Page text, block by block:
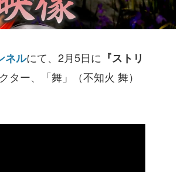
ネルにて、2月5日に 『ストリ
ター、「舞」（不知火 舞）